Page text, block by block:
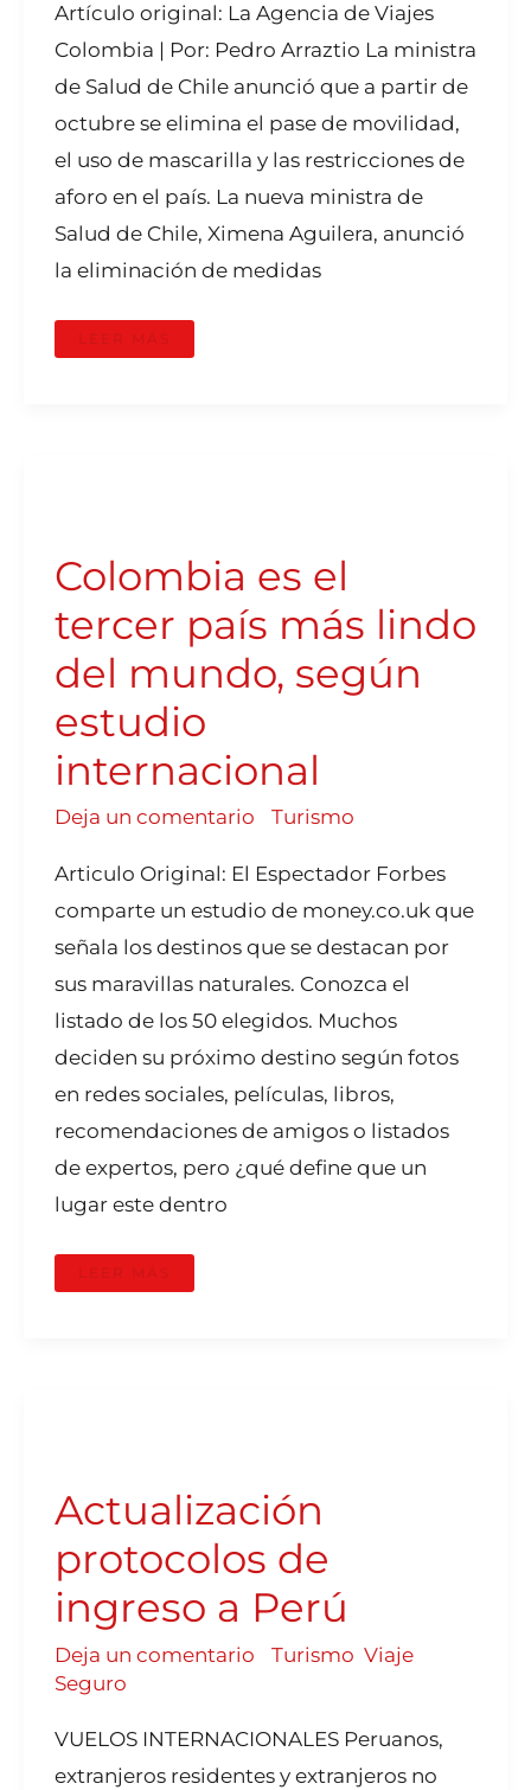
Artículo original: La Agencia de Viajes
Colombia | Por: Pedro Arraztio La ministra
de Salud de Chile anunció que a partir de
octubre se elimina el pase de movilidad,
el uso de mascarilla y las restricciones de
aforo en el país. La nueva ministra de
Salud de Chile, Ximena Aguilera, anunció
la eliminación de medidas
LEER MÁS
Colombia es el
tercer país más lindo
del mundo, según
estudio
internacional
Deja un comentario Turismo
Articulo Original: El Espectador Forbes
comparte un estudio de money.co.uk que
señala los destinos que se destacan por
sus maravillas naturales. Conozca el
listado de los 50 elegidos. Muchos
deciden su próximo destino según fotos
en redes sociales, películas, libros,
recomendaciones de amigos o listados
de expertos, pero ¿qué define que un
lugar este dentro
MÁS
LINDO
DEL
SEGÚN
ESTUDIO
INTERNACIONAL
LEER MÁS
Actualización
protocolos de
ingreso a Perú
Deja un comentario Turismo Viaje
Seguro
VUELOS INTERNACIONALES Peruanos,
extranjeros residentes y extranjeros no
PERÚ